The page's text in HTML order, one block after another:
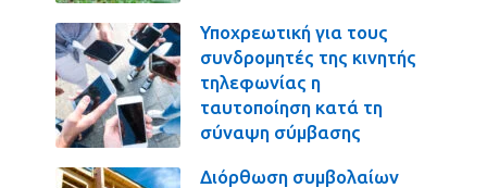
Υποχρεωτική για τους
συνδρομητές της κινητής
τηλεφωνίας η
ταυτοποίηση κατά τη
σύναψη σύμβασης
Διόρθωση συμβολαίων